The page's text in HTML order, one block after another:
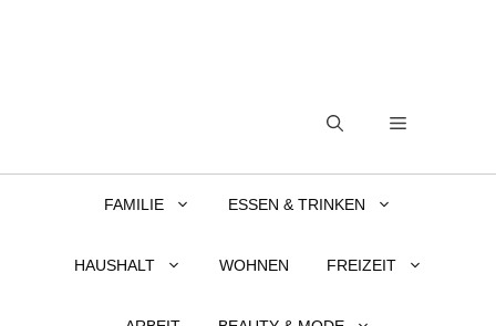
MENÜ
FAMILIE ESSEN & TRINKEN
HAUSHALT WOHNEN FREIZEIT